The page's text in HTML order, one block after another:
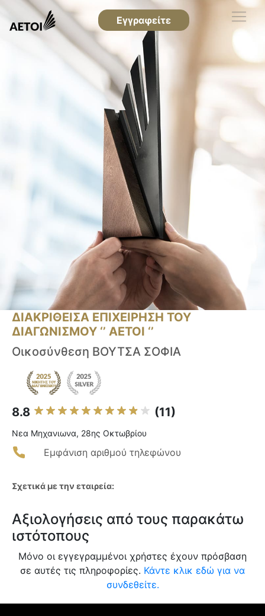
Εγγραφείτε
ΔΙΑΚΡΙΘΕΙΣΑ ΕΠΙΧΕΙΡΗΣΗ ΤΟΥ
ΔΙΑΓΩΝΙΣΜΟΥ ‘’ ΑΕΤΟΙ ‘’
Οικοσύνθεση ΒΟΥΤΣΑ ΣΟΦΙΑ
8.8 (11)
Νεα Μηχανιωνα, 28ης Οκτωβρίου
Εμφάνιση αριθμού τηλεφώνου
Σχετικά με την εταιρεία:
Αξιολογήσεις από τους παρακάτω
ιστότοπους
Μόνο οι εγγεγραμμένοι χρήστες έχουν πρόσβαση
σε αυτές τις πληροφορίες. Κάντε κλικ εδώ για να
συνδεθείτε.